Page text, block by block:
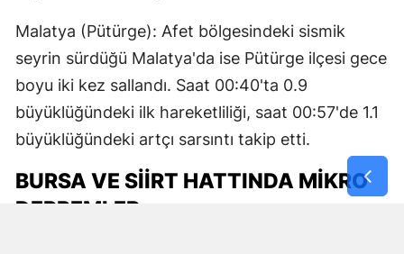
Malatya (Pütürge): Afet bölgesindeki sismik
seyrin sürdüğü Malatya'da ise Pütürge ilçesi gece
boyu iki kez sallandı. Saat 00:40'ta 0.9
büyüklüğündeki ilk hareketliliği, saat 00:57'de 1.1
büyüklüğündeki artçı sarsıntı takip etti.
BURSA VE SIIRT HATTINDA MIKRO
DEPREMLER